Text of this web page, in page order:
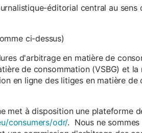
éditorial central au
ci-dessus)
d'arbitrage en matière de
de consommation (VSBG) et
en ligne des litiges en matière
met à disposition une plateforme
consumers/odr/. Nous ne